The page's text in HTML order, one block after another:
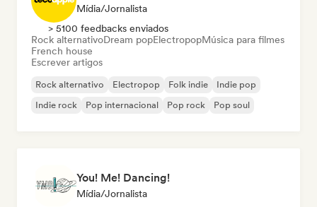
Mídia/Jornalista
> 5100 feedbacks enviados
Rock alternativoDream popElectropopMúsica para filmes
French house
Escrever artigos
Rock alternativo Electropop Folk indie
Indie pop
Indie rock
Pop internacional Pop rock Pop soul
You! Me! Dancing!
Mídia/Jornalista